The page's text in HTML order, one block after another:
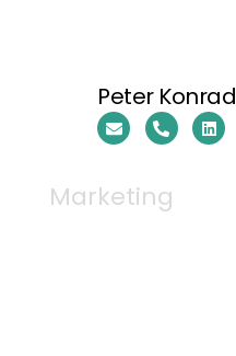
Peter Konrad
Marketing